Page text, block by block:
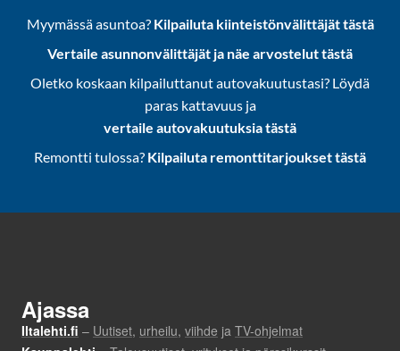
Myymässä asuntoa? Kilpailuta kiinteistönvälittäjät tästä
Vertaile asunnonvälittäjät ja näe arvostelut tästä
Oletko koskaan kilpailuttanut autovakuutustasi? Löydä
paras kattavuus ja
vertaile autovakuutuksia tästä
Remontti tulossa? Kilpailuta remonttitarjoukset tästä